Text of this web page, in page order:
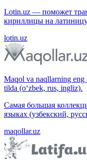
Lotin.uz — поможет
кириллицы на
lotin.uz
Maqol va naqllarning
tilda (o‘zbek, rus, ingliz).
Самая большая
языках (узбекский,
maqollar.uz